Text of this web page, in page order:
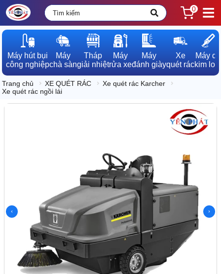
0
Máy hút bụi
công nghiệp
Máy
chà sàn
Tháp
giải nhiệt
Máy
rửa xe
Máy
đánh giày
Xe
quét rác
Máy dò
kim loại
Trang chủ XE QUÉT RÁC
Xe quét rác Karcher
Xe quét rác ngồi lái